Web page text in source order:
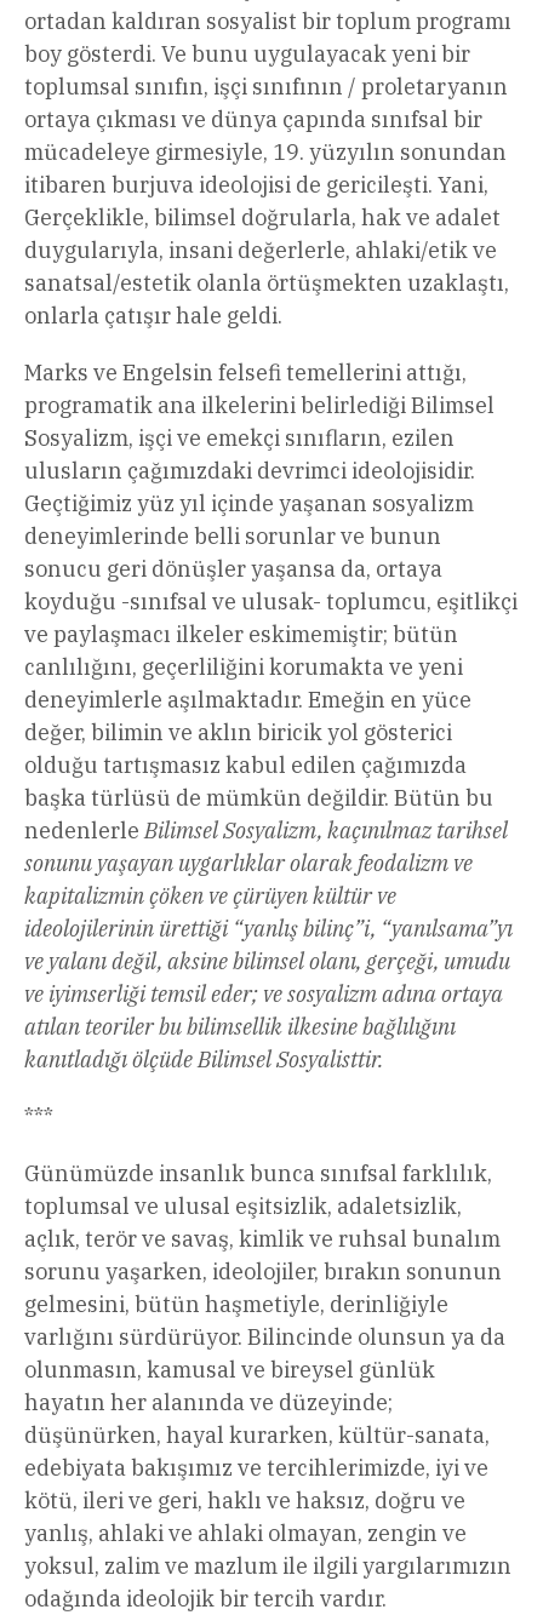
ortadan kaldıran sosyalist bir toplum programı
boy gösterdi. Ve bunu uygulayacak yeni bir
toplumsal sınıfın, işçi sınıfının / proletaryanın
ortaya çıkması ve dünya çapında sınıfsal bir
mücadeleye girmesiyle, 19. yüzyılın sonundan
itibaren burjuva ideolojisi de gericileşti. Yani,
Gerçeklikle, bilimsel doğrularla, hak ve adalet
duygularıyla, insani değerlerle, ahlaki/etik ve
sanatsal/estetik olanla örtüşmekten uzaklaştı,
onlarla çatışır hale geldi.
Marks ve Engelsin felsefi temellerini attığı,
programatik ana ilkelerini belirlediği Bilimsel
Sosyalizm, işçi ve emekçi sınıfların, ezilen
ulusların çağımızdaki devrimci ideolojisidir.
Geçtiğimiz yüz yıl içinde yaşanan sosyalizm
deneyimlerinde belli sorunlar ve bunun
sonucu geri dönüşler yaşansa da, ortaya
koyduğu -sınıfsal ve ulusak- toplumcu, eşitlikçi
ve paylaşmacı ilkeler eskimemiştir; bütün
canlılığını, geçerliliğini korumakta ve yeni
deneyimlerle aşılmaktadır. Emeğin en yüce
değer, bilimin ve aklın biricik yol gösterici
olduğu tartışmasız kabul edilen çağımızda
başka türlüsü de mümkün değildir. Bütün bu
nedenlerleBilimsel Sosyalizm, kaçınılmaz tarihsel
sonunu yaşayan uygarlıklar olarak feodalizm ve
kapitalizmin çöken ve çürüyen kültür ve
ideolojilerinin ürettiği “yanlış bilinç”i, “yanılsama”yı
ve yalanı değil, aksine bilimsel olanı, gerçeği, umudu
ve iyimserliği temsil eder; ve sosyalizm adına ortaya
atılan teoriler bu bilimsellik ilkesine bağlılığını
kanıtladığı ölçüde Bilimsel Sosyalisttir.
***
Günümüzde insanlık bunca sınıfsal farklılık,
toplumsal ve ulusal eşitsizlik, adaletsizlik,
açlık, terör ve savaş, kimlik ve ruhsal bunalım
sorunu yaşarken, ideolojiler, bırakın sonunun
gelmesini, bütün haşmetiyle, derinliğiyle
varlığını sürdürüyor. Bilincinde olunsun ya da
olunmasın, kamusal ve bireysel günlük
hayatın her alanında ve düzeyinde;
düşünürken, hayal kurarken, kültür-sanata,
edebiyata bakışımız ve tercihlerimizde, iyi ve
kötü, ileri ve geri, haklı ve haksız, doğru ve
yanlış, ahlaki ve ahlaki olmayan, zengin ve
yoksul, zalim ve mazlum ile ilgili yargılarımızın
odağında ideolojik bir tercih vardır.